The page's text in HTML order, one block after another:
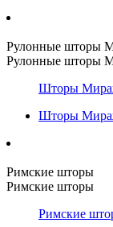
Рулонные шторы
Рулонные шторы
Шторы
Шторы
Римские шторы
Римские шторы
Римские